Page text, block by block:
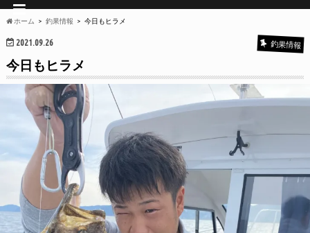
ホーム 釣果情報 今日もヒラメ
2021.09.26 釣果情報
今日もヒラメ